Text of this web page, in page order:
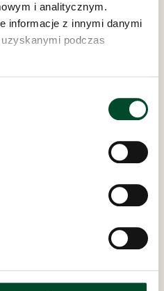
i analitycznym.
informacje z innymi danymi
podczas
Opieki „Samarytanin”
rodo